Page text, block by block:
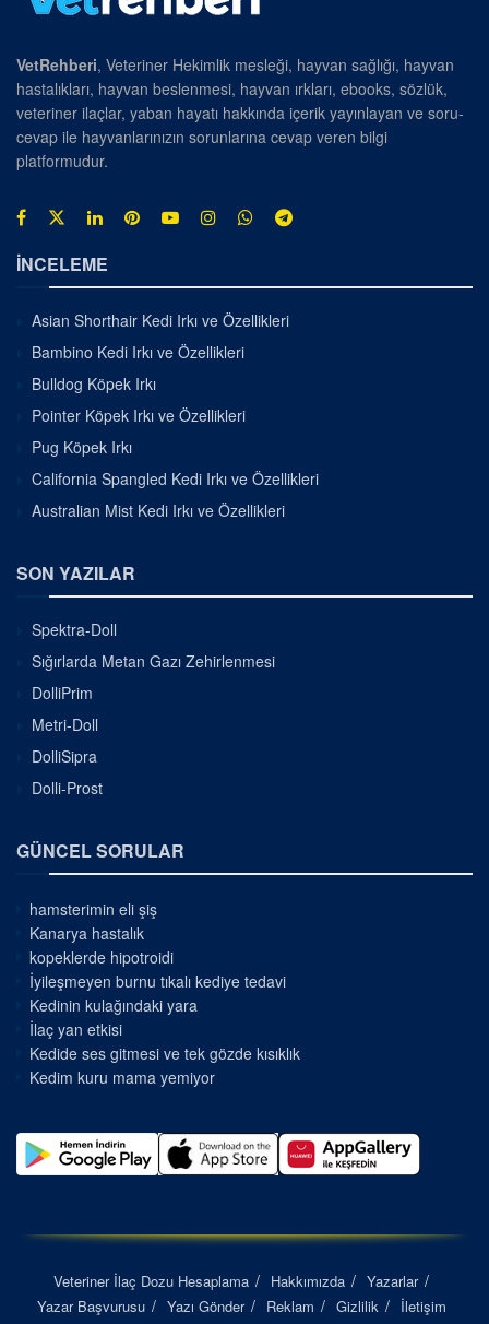
VetRehberi, Veteriner Hekimlik mesleği, hayvan sağlığı, hayvan
hastalıkları, hayvan beslenmesi, hayvan ırkları, ebooks, sözlük,
veteriner ilaçlar, yaban hayatı hakkında içerik yayınlayan ve soru-
cevap ile hayvanlarınızın sorunlarına cevap veren bilgi
platformudur.
İNCELEME
Asian Shorthair Kedi Irkı ve Özellikleri
Bambino Kedi Irkı ve Özellikleri
Bulldog Köpek Irkı
Pointer Köpek Irkı ve Özellikleri
Pug Köpek Irkı
California Spangled Kedi Irkı ve Özellikleri
Australian Mist Kedi Irkı ve Özellikleri
SON YAZILAR
Spektra-Doll
Sığırlarda Metan Gazı Zehirlenmesi
DolliPrim
Metri-Doll
DolliSipra
Dolli-Prost
GÜNCEL SORULAR
hamsterimin eli şiş
Kanarya hastalık
kopeklerde hipotroidi
İyileşmeyen burnu tıkalı kediye tedavi
Kedinin kulağındaki yara
İlaç yan etkisi
Kedide ses gitmesi ve tek gözde kısıklık
Kedim kuru mama yemiyor
Veteriner İlaç Dozu Hesaplama Hakkımızda
Yazarlar
Yazar Başvurusu
Yazı Gönder Reklam Gizlilik İletişim